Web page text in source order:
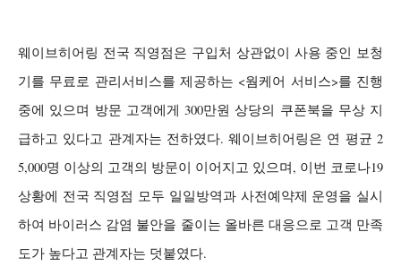
웨이브히어링 전국 직영점은 구입처 상관없이 사용 중인 보청
기를 무료로 관리서비스를 제공하는 <웜케어 서비스>를 진행
중에 있으며 방문 고객에게 300만원 상당의 쿠폰북을 무상 지
급하고 있다고 관계자는 전하였다.웨이브히어링은 연 평균2
5,000명 이상의 고객의 방문이 이어지고 있으며, 이번 코로나19
상황에 전국 직영점 모두 일일방역과 사전예약제 운영을 실시
하여 바이러스 감염 불안을 줄이는 올바른 대응으로 고객 만족
도가 높다고 관계자는 덧붙였다.